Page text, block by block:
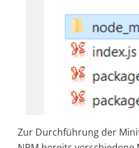
Zur Durchführung der